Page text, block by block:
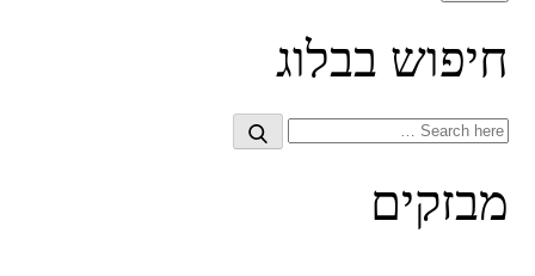
חיפוש בבלוג
Search
Search
מבזקים